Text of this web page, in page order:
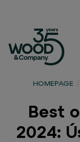
HOMEPAGE
Best
2024: